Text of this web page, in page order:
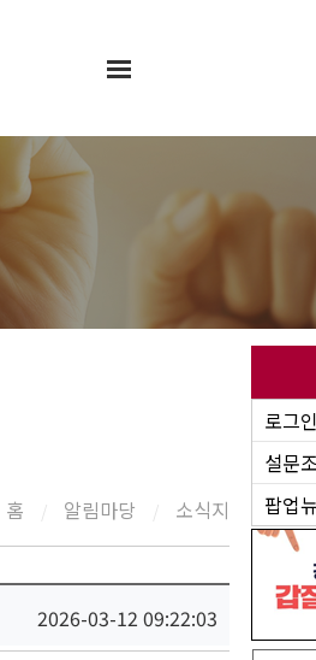
로그
설문
팝업
홈 알림마당 소식지
2026-03-12 09:22:03